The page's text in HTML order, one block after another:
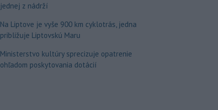
jednej z nádrží
Na Liptove je vyše 900 km cyklotrás, jedna
približuje Liptovskú Maru
Ministerstvo kultúry sprecizuje opatrenie
ohľadom poskytovania dotácií